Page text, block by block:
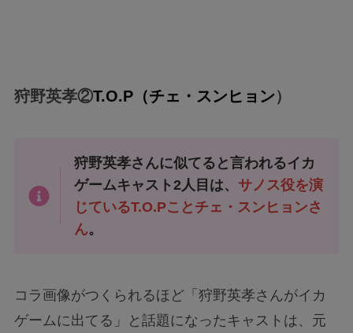
狩野英孝②T.O.P（チェ・スンヒョン）
狩野英孝さんに似てると言われるイカ
ゲームキャスト2人目は、 サノス役を演
じているT.O.Pことチェ・スンヒョンさ
ん。
コラ画像がつくられるほど「狩野英孝さんがイカ
ゲームに出てる」と話題になったキャストは、元